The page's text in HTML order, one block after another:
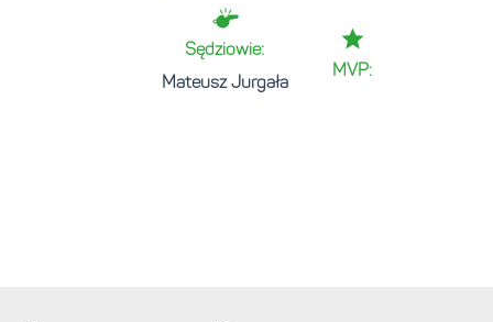
Sędziowie:
Mateusz Jurgała
MVP: